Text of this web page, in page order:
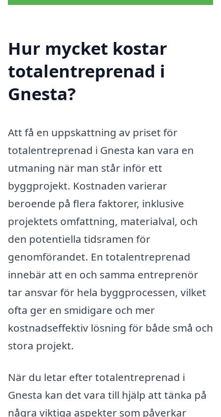
Hur mycket kostar
totalentreprenad i
Gnesta?
Att få en uppskattning av priset för
totalentreprenad i Gnesta kan vara en
utmaning när man står inför ett
byggprojekt. Kostnaden varierar
beroende på flera faktorer, inklusive
projektets omfattning, materialval, och
den potentiella tidsramen för
genomförandet. En totalentreprenad
innebär att en och samma entreprenör
tar ansvar för hela byggprocessen, vilket
ofta ger en smidigare och mer
kostnadseffektiv lösning för både små och
stora projekt.
När du letar efter totalentreprenad i
Gnesta kan det vara till hjälp att tänka på
några viktiga aspekter som påverkar